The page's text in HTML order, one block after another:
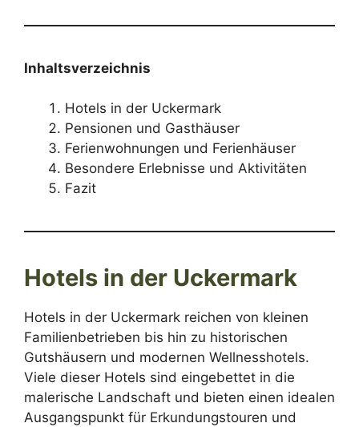
Inhaltsverzeichnis
Hotels in der Uckermark
Pensionen und Gasthäuser
Ferienwohnungen und Ferienhäuser
Besondere Erlebnisse und Aktivitäten
Fazit
Hotels in der Uckermark
Hotels in der Uckermark reichen von kleinen
Familienbetrieben bis hin zu historischen
Gutshäusern und modernen Wellnesshotels.
Viele dieser Hotels sind eingebettet in die
malerische Landschaft und bieten einen idealen
Ausgangspunkt für Erkundungstouren und